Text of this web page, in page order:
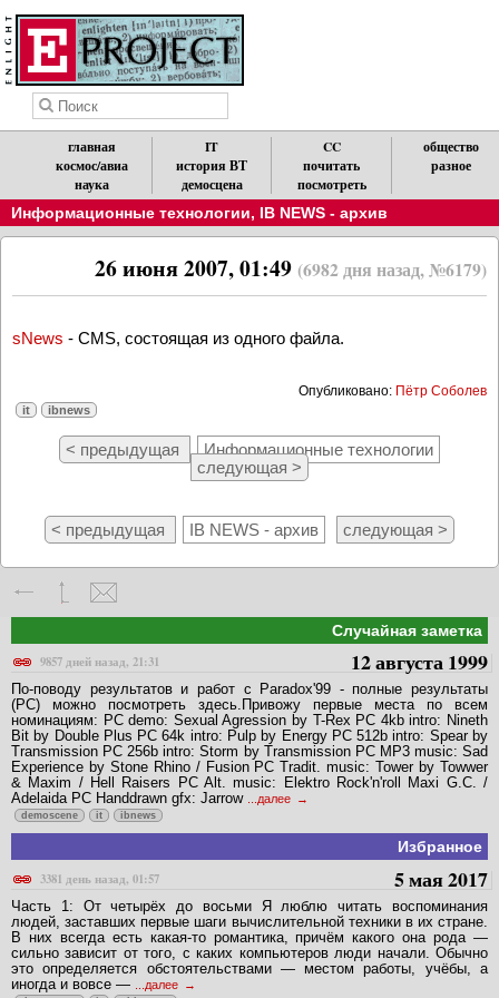
главная
космос/авиа
наука
IT
история ВТ
демосцена
CC
почитать
посмотреть
общество
разное
Информационные технологии, IB NEWS - архив
26 июня 2007, 01:49 (6982 дня назад, №6179)
sNews - CMS, состоящая из одного файла.
Опубликовано: Пётр Соболев
it ibnews
< предыдущая
Информационные технологии
следующая >
< предыдущая IB NEWS - архив следующая >
Случайная заметка
9857 дней назад, 21:31
12 августа 1999
По-поводу результатов и работ с Paradox'99 - полные результаты
(PC) можно посмотреть здесь.Привожу первые места по всем
номинациям: PC demo: Sexual Agression by T-Rex PC 4kb intro: Nineth
Bit by Double Plus PC 64k intro: Pulp by Energy PC 512b intro: Spear by
Transmission PC 256b intro: Storm by Transmission PC MP3 music: Sad
Experience by Stone Rhino / Fusion PC Tradit. music: Tower by Towwer
& Maxim / Hell Raisers PC Alt. music: Elektro Rock'n'roll Maxi G.C. /
Adelaida PC Handdrawn gfx: Jarrow
...далее
demoscene it ibnews
Избранное
3381 день назад, 01:57
5 мая 2017
Часть 1: От четырёх до восьми Я люблю читать воспоминания
людей, заставших первые шаги вычислительной техники в их стране.
В них всегда есть какая-то романтика, причём какого она рода —
сильно зависит от того, с каких компьютеров люди начали. Обычно
это определяется обстоятельствами — местом работы, учёбы, а
иногда и вовсе —
...далее